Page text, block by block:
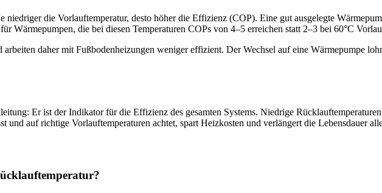
niedriger die Vorlauftemperatur, desto höher die Effizienz (COP). Eine gut ausgelegte
Wärmepumpen, die bei diesen Temperaturen COPs von 4–5 erreichen statt 2–3 bei 60°C
daher mit Fußbodenheizungen weniger effizient. Der Wechsel auf eine Wärmepumpe
Er ist der Indikator für die Effizienz des gesamten Systems. Niedrige
und auf richtige Vorlauftemperaturen achtet, spart Heizkosten und verlängert die Lebensdauer